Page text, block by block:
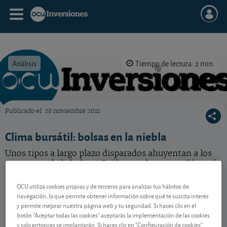
Análisis Tiempo de lectura: 2 min.
Publicado el 28 noviembre 2011
Clima bursátil: bolsas en la niebla
Unos tipos a largo plazo disparados ahuyentan a los
inversores de la bolsa. ¿Cuáles son las compañías más
Contenido reservado a SOCIOS
OCU utiliza cookies propias y de terceros para analizar tus hábitos de
navegación, lo que permite obtener información sobre qué te suscita interés
y permite mejorar nuestra página web y tu seguridad. Si haces clic en el
botón "Aceptar todas las cookies" aceptarás la implementación de las cookies
y solo entonces se implantarán. Si haces clic en "Configuración de cookies"